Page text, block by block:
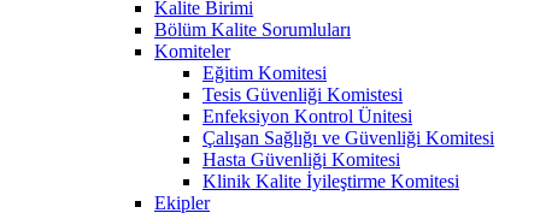
Kalite Birimi
Bölüm Kalite Sorumluları
Komiteler
Eğitim Komitesi
Tesis Güvenliği Komistesi
Enfeksiyon Kontrol Ünitesi
Çalışan Sağlığı ve Güvenliği Komitesi
Hasta Güvenliği Komitesi
Klinik Kalite İyileştirme Komitesi
Ekipler